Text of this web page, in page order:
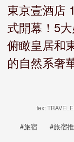
東京壹酒店
式開幕！5
俯瞰皇居和
的自然系奢
text
#旅宿 #旅宿